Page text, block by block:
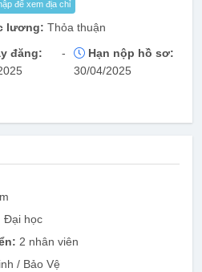
để xem địa chỉ
lương: Thỏa thuận
đăng:
-
Hạn nộp hồ sơ:
30/04/2025
Đại học
2 nhân viên
/ Bảo Vệ